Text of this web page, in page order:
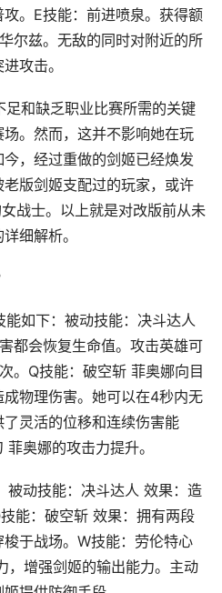
。E技能：前进喷泉。获得额
尔兹。无敌的同时对附近的所
攻击。
和缺乏职业比赛所需的关键
。然而，这并不影响她在玩
，经过重做的剑姬已经焕发
版剑姬支配过的玩家，或许
战士。以上就是对改版前从未
细解析。
能如下：被动技能：决斗达人
都会恢复生命值。攻击英雄可
。Q技能：破空斩 菲奥娜向目
物理伤害。她可以在4秒内无
灵活的位移和连续伤害能
奥娜的攻击力提升。
被动技能：决斗达人 效果：造
能：破空斩 效果：拥有两段
于战场。W技能：劳伦特心
，增强剑姬的输出能力。主动